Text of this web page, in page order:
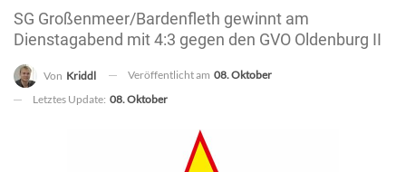
SG Großenmeer/Bardenfleth gewinnt am
Dienstagabend mit 4:3 gegen den GVO Oldenburg II
Von Kriddl Veröffentlicht am 08. Oktober
Letztes Update: 08. Oktober